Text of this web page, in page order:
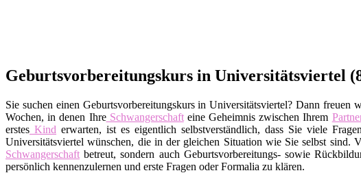
Geburtsvorbereitungskurs in Universitätsviertel
Sie suchen einen Geburtsvorbereitungskurs in Universitätsviertel? Dann
Wochen, in denen IhreSchwangerschafteine Geheimnis zwischen Ihrem
erstes Kind erwarten, ist es eigentlich selbstverständlich, dass Sie viele
Universitätsviertel wünschen, die in der gleichen Situation wie Sie selbst sind.
Schwangerschaft betreut, sondern auch Geburtsvorbereitungs- sowie
persönlich kennenzulernen und erste Fragen oder Formalia zu klären.